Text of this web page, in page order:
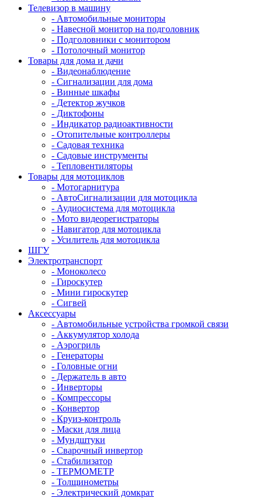
Телевизор в машину
- Автомобильные мониторы
- Навесной монитор на подголовник
- Подголовники с монитором
- Потолочный монитор
Товары для дома и дачи
- Видеонаблюдение
- Сигнализации для дома
- Винные шкафы
- Детектор жучков
- Диктофоны
- Индикатор радиоактивности
- Отопительные контроллеры
- Садовая техника
- Садовые инструменты
- Тепловентиляторы
Товары для мотоциклов
- Mотогарнитура
- АвтоСигнализации для мотоцикла
- Аудиосистема для мотоцикла
- Мото видеорегистраторы
- Навигатор для мотоцикла
- Усилитель для мотоцикла
ШГУ
Электротранспорт
- Mоноколесо
- Гироскутер
- Мини гироскутер
- Сигвей
Аксессуары
- Автомобильные устройства громкой связи
- Аккумулятор холода
- Аэрогриль
- Генераторы
- Головные огни
- Держатель в авто
- Инверторы
- Компрессоры
- Конвертор
- Круиз-контроль
- Маски для лица
- Мундштуки
- Сварочный инвертор
- Стабилизатор
- ТЕРМОМЕТР
- Толщинометры
- Электрический домкрат